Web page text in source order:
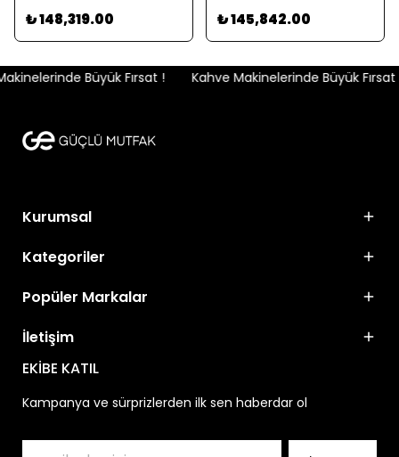
₺ 148,319.00 ₺ 145,842.00
Büyük Fırsat ! Kahve Makinelerinde Büyük Fırsat !
Kurumsal
Kategoriler
Popüler Markalar
İletişim
EKİBE KATIL
Kampanya ve sürprizlerden ilk sen haberdar ol